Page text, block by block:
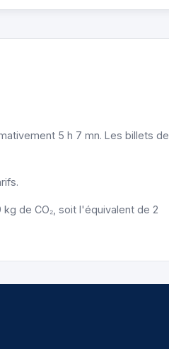
5 h 7 mn. Les billets de
de CO₂, soit l'équivalent de 2